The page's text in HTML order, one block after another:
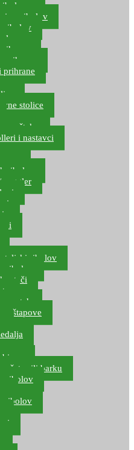
za ribolov
ribolov
prihrane
stolice
za šteku
i nastavci
ribolov
ribolov
ribolov
match
štapove
šator ili barku
ribolov
ribolov